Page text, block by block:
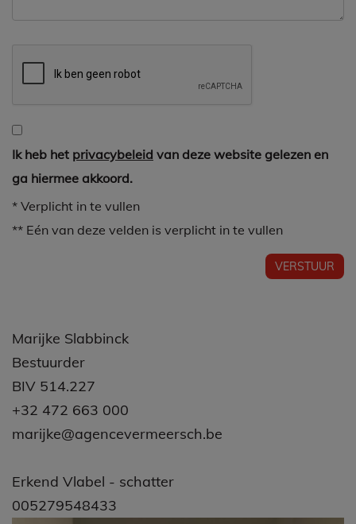
Ik heb het privacybeleid van deze website gelezen en
ga hiermee akkoord.
* Verplicht in te vullen
** Eén van deze velden is verplicht in te vullen
Marijke Slabbinck
Bestuurder
BIV 514.227
+32 472 663 000
marijke@agencevermeersch.be
Erkend Vlabel - schatter
005279548433